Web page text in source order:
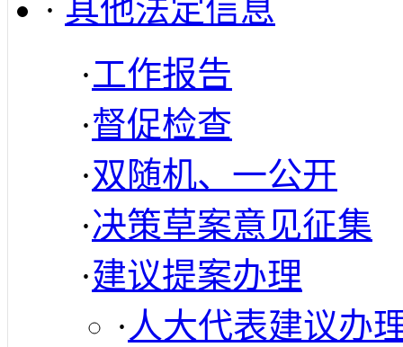
· 其他法定信息
·工作报告
·督促检查
·双随机、一公开
·决策草案意见征集
·建议提案办理
· 人大代表建议办